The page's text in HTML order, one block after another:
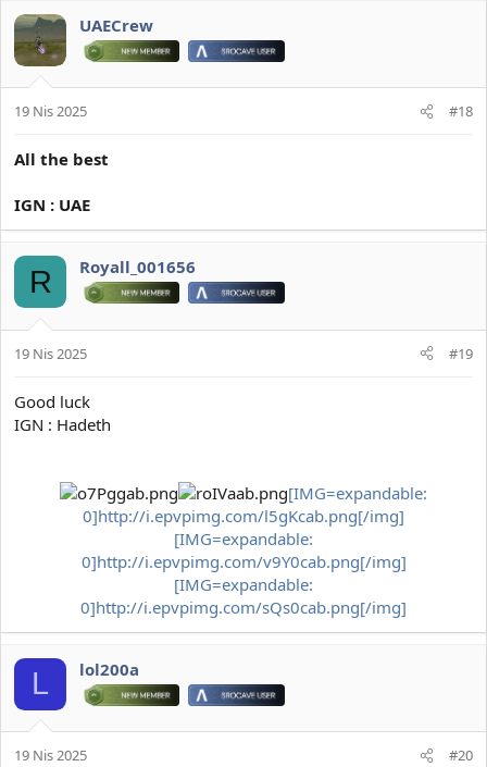
UAECrew
19 Nis 2025 #18
All the best
IGN : UAE
R Royall_001656
19 Nis 2025 #19
Good luck
IGN : Hadeth
[IMG=expandable:
0]http://i.epvpimg.com/l5gKcab.png[/img]
[IMG=expandable:
0]http://i.epvpimg.com/v9Y0cab.png[/img]
[IMG=expandable:
0]http://i.epvpimg.com/sQs0cab.png[/img]
L lol200a
19 Nis 2025 #20